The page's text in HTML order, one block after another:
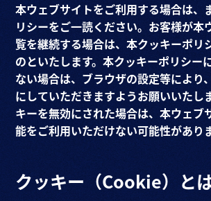
本ウェブサイトをご利用する場合は、
リシーをご一読ください。お客様が本
覧を継続する場合は、本クッキーポリ
のといたします。本クッキーポリシー
ない場合は、ブラウザの設定等により
にしていただきますようお願いいたし
キーを無効にされた場合は、本ウェブ
能をご利用いただけない可能性がありま
クッキー（Cookie）と